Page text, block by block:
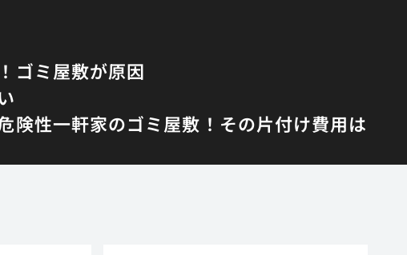
ゴミ屋敷が原因
険性一軒家のゴミ屋敷！その片付け費用は